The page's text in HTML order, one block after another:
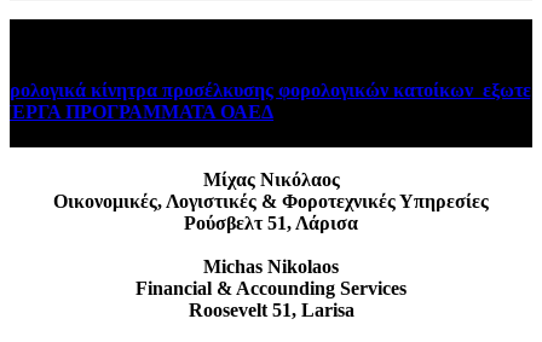
κίνητρα προσέλκυσης φορολογικών κατοίκων
ΠΡΟΓΡΑΜΜΑΤΑ ΟΑΕΔ August 6, 2026
Μίχας Νικόλαος
Οικονομικές, Λογιστικές & Φοροτεχνικές Υπηρεσίες
Ρούσβελτ 51, Λάρισα
Michas Nikolaos
Financial & Accounding Services
Roosevelt 51, Larisa